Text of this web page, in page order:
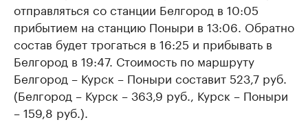
отправляться со станции Белгород в 10:05
прибытием на станцию Поныри в 13:06. Обратно
состав будет трогаться в 16:25 и прибывать в
Белгород в 19:47. Стоимость по маршруту
Белгород – Курск – Поныри составит 523,7 руб.
(Белгород – Курск – 363,9 руб., Курск – Поныри
– 159,8 руб.).